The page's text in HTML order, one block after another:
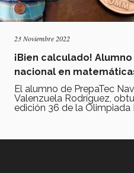
23 Noviembre 2022
¡Bien calculado!
nacional en
El alumno de PrepaTec
Valenzuela Rodríguez,
edición 36 de la